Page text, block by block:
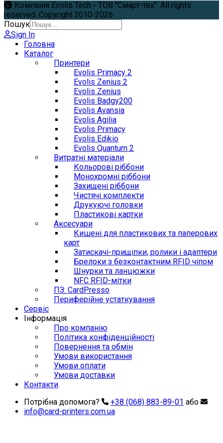
Компанія Evolis Tech - ТОВ "Смарт-тех". All rights
reserved. Copyright 2010-2026
Пошук
Sign In
Головна
Каталог
Принтери
Evolis Primacy 2
Evolis Zenius 2
Evolis Zenius
Evolis Badgy200
Evolis Avansia
Evolis Agilia
Evolis Primacy
Evolis Edikio
Evolis Quantum 2
Витратні матеріали
Кольорові ріббони
Монохромні ріббони
Захищені ріббони
Чистячі комплекти
Друкуючі головки
Пластикові картки
Аксесуари
Кишені для пластикових та паперових
карт
Затискачі-прищіпки, ролики і адаптери
Брелоки з безконтактним RFID чіпом
Шнурки та ланцюжки
NFC RFID-мітки
ПЗ: CardPresso
Периферійне устаткування
Сервіс
Інформація
Про компанію
Політика конфіденційності
Повернення та обмін
Умови використання
Умови оплати
Умови доставки
Контакти
Потрібна допомога?
+38 (068) 883-89-01 або
info@card-printers.com.ua